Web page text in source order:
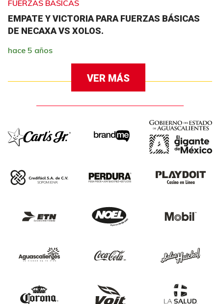
FUERZAS BÁSICAS
EMPATE Y VICTORIA PARA FUERZAS BÁSICAS
DE NECAXA VS XOLOS.
hace 5 años
VER MÁS